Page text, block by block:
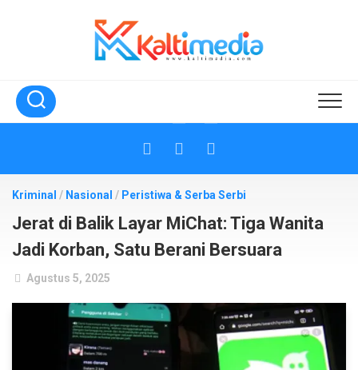
Kriminal / Nasional / Peristiwa & Serba Serbi
Jerat di Balik Layar MiChat: Tiga Wanita
Jadi Korban, Satu Berani Bersuara
Agustus 5, 2025